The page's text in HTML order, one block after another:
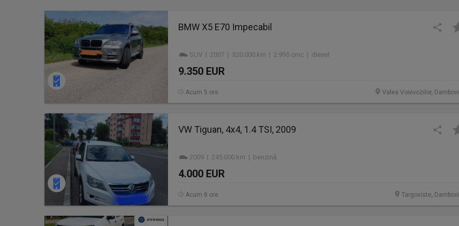
BMW X5 E70 Impecabil
SUV | 2007 | 320.000 km | 2.995 cmc | diesel
9.350 EUR
Valea Voievozilor,
Acum 5 ore
VW Tiguan, 4x4, 1.4 TSI, 2009
2009 | 245.000 km | benzină
4.000 EUR
Targoviste,
Acum 8 ore